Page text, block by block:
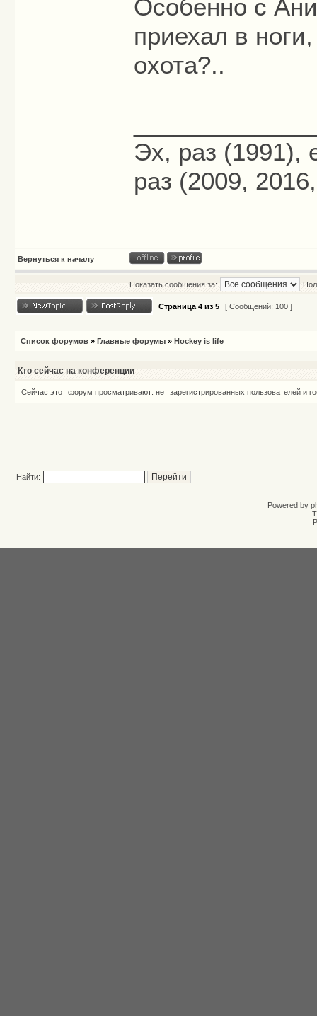
Особенно с
приехал в
охота?..
Эх, раз (1991),
раз (2009,
Вернуться к началу
Показать сообщения за:
Страница 4 из 5 [ Сообщений: 100 ]
Список форумов » Главные форумы » Hockey is life
Кто сейчас на конференции
Сейчас этот форум просматривают: нет зарегистрированных пользователей и
Найти:
Powered by